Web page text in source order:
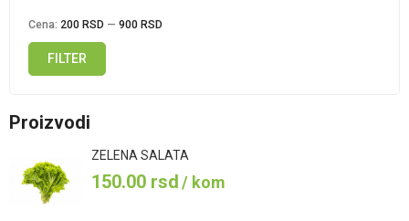
cena
cena
FILTER
Cena: 200 RSD — 900 RSD
Proizvodi
ZELENA SALATA
150.00 rsd/ kom